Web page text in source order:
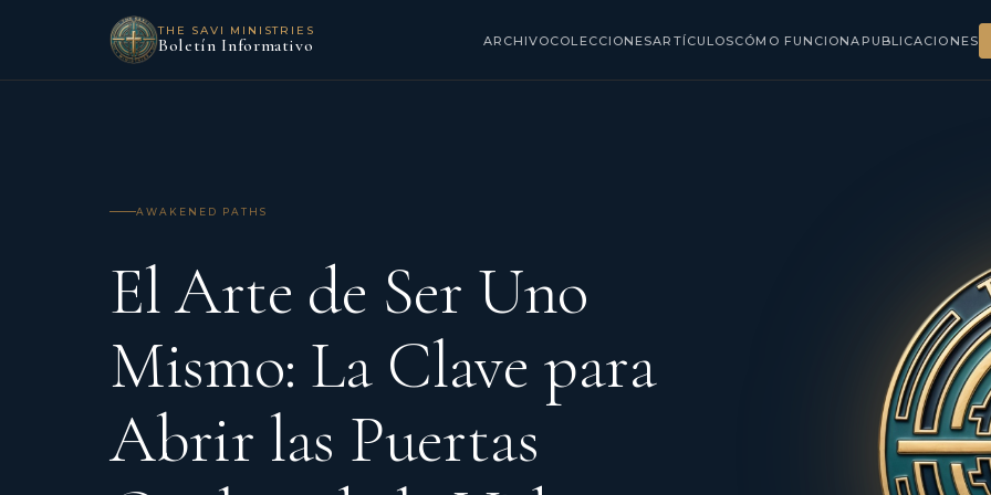
THE SAVI MINISTRIES
Boletín Informativo ARCHIVOCOLECCIONESARTÍCULOSCÓMO FUNCIONA PUBLICACIONES
AWAKENED PATHS
El Arte de Ser Uno
Mismo: La Clave para
Abrir las Puertas